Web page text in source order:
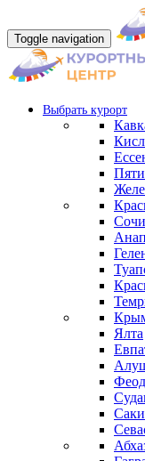
Toggle navigation
Выбрать курорт
Сочи
Ялта
Саки